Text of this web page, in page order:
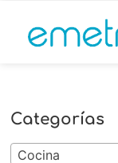
Categorías
Cocina